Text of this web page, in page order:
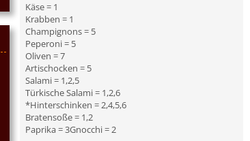
Käse = 1
Krabben = 1
Champignons = 5
Peperoni = 5
Oliven = 7
Artischocken = 5
Salami = 1,2,5
Türkische Salami = 1,2,6
*Hinterschinken = 2,4,5,6
Bratensoße = 1,2
Paprika = 3Gnocchi = 2